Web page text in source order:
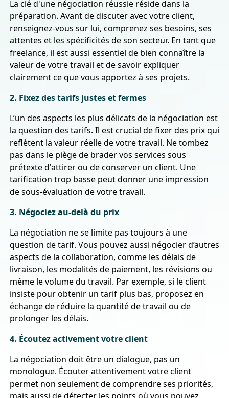
La clé d'une négociation réussie réside dans la
préparation. Avant de discuter avec votre client,
renseignez-vous sur lui, comprenez ses besoins, ses
attentes et les spécificités de son secteur. En tant que
freelance, il est aussi essentiel de bien connaître la
valeur de votre travail et de savoir expliquer
clairement ce que vous apportez à ses projets.
2. Fixez des tarifs justes et fermes
L’un des aspects les plus délicats de la négociation est
la question des tarifs. Il est crucial de fixer des prix qui
reflètent la valeur réelle de votre travail. Ne tombez
pas dans le piège de brader vos services sous
prétexte d'attirer ou de conserver un client. Une
tarification trop basse peut donner une impression
de sous-évaluation de votre travail.
3. Négociez au-delà du prix
La négociation ne se limite pas toujours à une
question de tarif. Vous pouvez aussi négocier d’autres
aspects de la collaboration, comme les délais de
livraison, les modalités de paiement, les révisions ou
même le volume du travail. Par exemple, si le client
insiste pour obtenir un tarif plus bas, proposez en
échange de réduire la quantité de travail ou de
prolonger les délais.
4. Écoutez activement votre client
La négociation doit être un dialogue, pas un
monologue. Écouter attentivement votre client
permet non seulement de comprendre ses priorités,